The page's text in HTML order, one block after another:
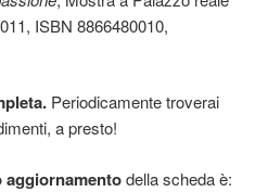
ISBN 8866480010,
Periodicamente troverai
a presto!
aggiornamentodella scheda è: